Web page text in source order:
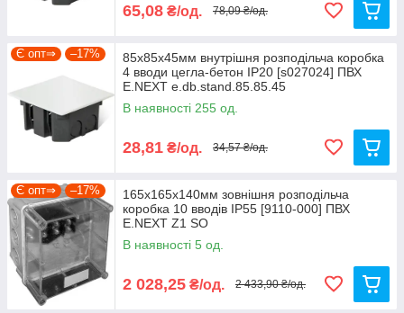
65,08 ₴/од. 78,09 ₴/од.
Є опт⇒ –17%
85х85х45мм внутрішня розподільча коробка
4 вводи цегла-бетон IP20 [s027024] ПВХ
E.NEXT e.db.stand.85.85.45
В наявності 255 од.
28,81 ₴/од. 34,57 ₴/од.
Є опт⇒ –17%
165х165х140мм зовнішня розподільча
коробка 10 вводів IP55 [9110-000] ПВХ
E.NEXT Z1 SO
В наявності 5 од.
2 028,25 ₴/од. 2 433,90 ₴/од.